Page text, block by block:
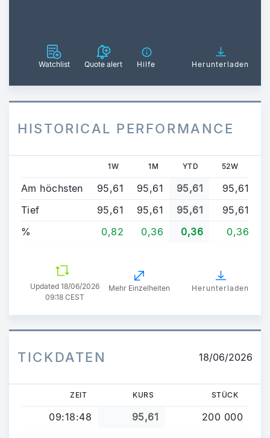
Watchlist Quote alert Hilfe Herunterladen
HISTORICAL PERFORMANCE
1W 1M YTD 52W
Am höchsten 95,61 95,61 95,61
95,61
Tief
95,61 95,61 95,61
95,61
%
0,82 0,36 0,36 0,36
Updated 18/06/2026
09:18 CEST
Mehr Einzelheiten Herunterladen
TICKDATEN 18/06/2026
ZEIT KURS STÜCK
09:18:48 95,61 200 000